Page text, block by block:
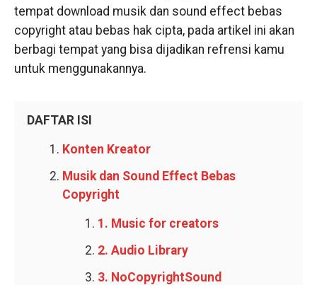
tempat download musik dan sound effect bebas
copyright atau bebas hak cipta, pada artikel ini akan
berbagi tempat yang bisa dijadikan refrensi kamu
untuk menggunakannya.
DAFTAR ISI
Konten Kreator
Musik dan Sound Effect Bebas
Copyright
1. Music for creators
2. Audio Library
3. NoCopyrightSound